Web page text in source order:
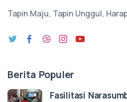
Tapin Maju, Tapin Unggul,
Berita Populer
Fasilitasi